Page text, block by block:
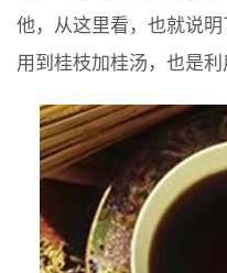
他，从这里看，也就说
用到桂枝加桂汤，也是利